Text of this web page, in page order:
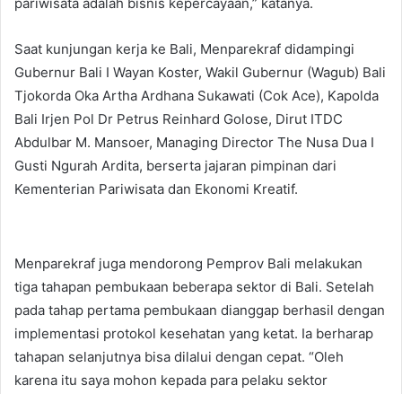
Saat kunjungan kerja ke Bali, Menparekraf didampingi
Gubernur Bali I Wayan Koster, Wakil Gubernur (Wagub) Bali
Tjokorda Oka Artha Ardhana Sukawati (Cok Ace), Kapolda
Bali Irjen Pol Dr Petrus Reinhard Golose, Dirut ITDC
Abdulbar M. Mansoer, Managing Director The Nusa Dua I
Gusti Ngurah Ardita, berserta jajaran pimpinan dari
Kementerian Pariwisata dan Ekonomi Kreatif.
Menparekraf juga mendorong Pemprov Bali melakukan
tiga tahapan pembukaan beberapa sektor di Bali. Setelah
pada tahap pertama pembukaan dianggap berhasil dengan
implementasi protokol kesehatan yang ketat. Ia berharap
tahapan selanjutnya bisa dilalui dengan cepat. “Oleh
karena itu saya mohon kepada para pelaku sektor